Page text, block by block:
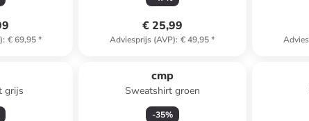
: € 69,95*
€ 25,99
Adviesprijs (AVP): € 49,95*
grijs
cmp
Sweatshirt groen
-35%